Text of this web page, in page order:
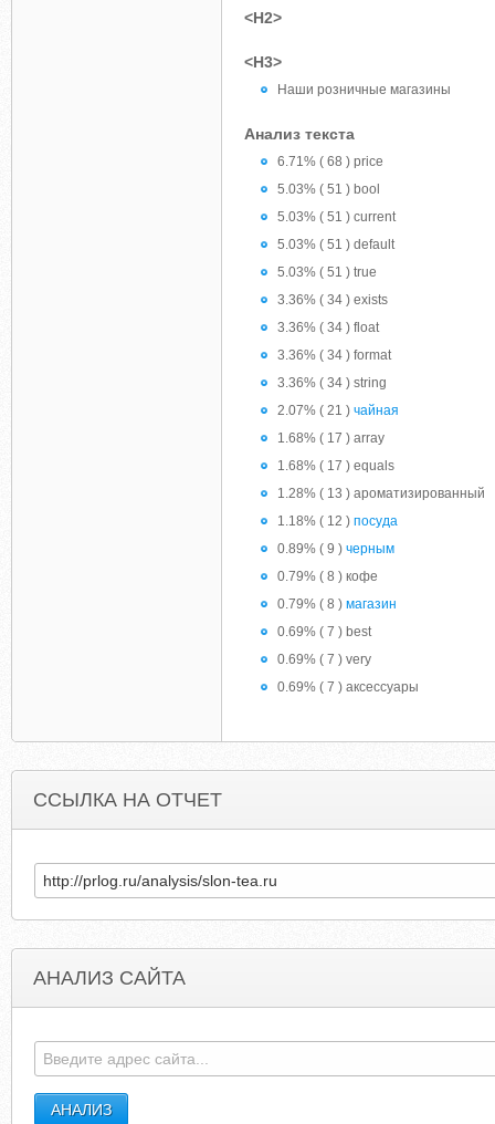
<H2>
<H3>
Наши розничные магазины
Анализ текста
6.71% ( 68 ) price
5.03% ( 51 ) bool
5.03% ( 51 ) current
5.03% ( 51 ) default
5.03% ( 51 ) true
3.36% ( 34 ) exists
3.36% ( 34 ) float
3.36% ( 34 ) format
3.36% ( 34 ) string
2.07% ( 21 ) чайная
1.68% ( 17 ) array
1.68% ( 17 ) equals
1.28% ( 13 ) ароматизированный
1.18% ( 12 ) посуда
0.89% ( 9 ) черным
0.79% ( 8 ) кофе
0.79% ( 8 ) магазин
0.69% ( 7 ) best
0.69% ( 7 ) very
0.69% ( 7 ) аксессуары
ССЫЛКА НА ОТЧЕТ
АНАЛИЗ САЙТА